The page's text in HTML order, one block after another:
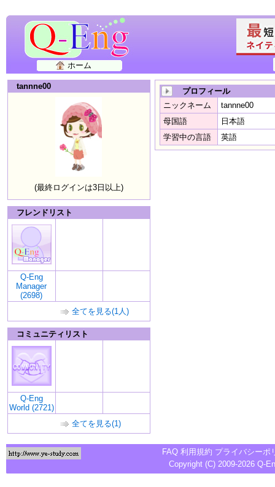
ホーム
tannne00
(最終ログインは3日以上)
フレンドリスト
Q-Eng
Manager
(2698)
全てを見る(1人)
コミュニティリスト
Q-Eng
World (2721)
全てを見る(1)
プロフィール
ニックネーム
tannne00
母国語
日本語
学習中の言語
英語
FAQ 利用規約 プライバシーポ
Copyright (C) 2009-2026 Q-